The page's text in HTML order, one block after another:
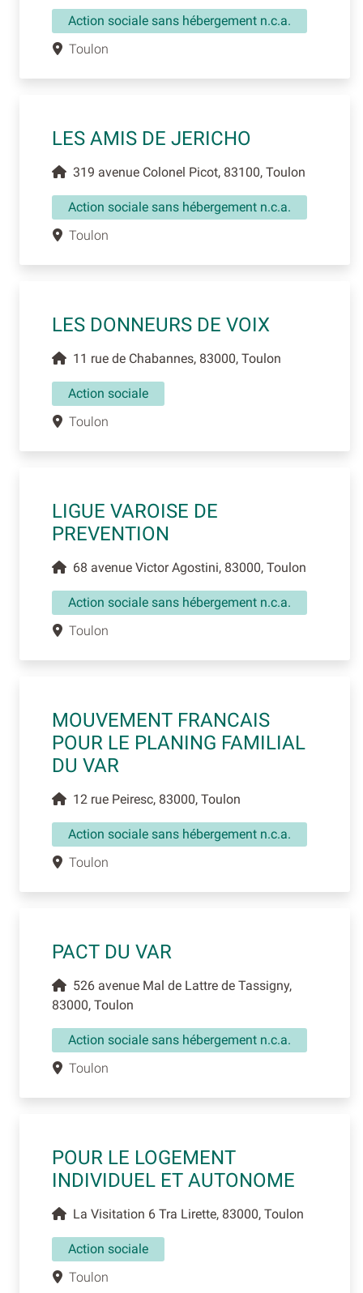
Action sociale sans hébergement n.c.a.
Toulon
LES AMIS DE JERICHO
319 avenue Colonel Picot, 83100, Toulon
Action sociale sans hébergement n.c.a.
Toulon
LES DONNEURS DE VOIX
11 rue de Chabannes, 83000, Toulon
Action sociale
Toulon
LIGUE VAROISE DE
PREVENTION
68 avenue Victor Agostini, 83000, Toulon
Action sociale sans hébergement n.c.a.
Toulon
MOUVEMENT FRANCAIS
POUR LE PLANING FAMILIAL
DU VAR
12 rue Peiresc, 83000, Toulon
Action sociale sans hébergement n.c.a.
Toulon
PACT DU VAR
526 avenue Mal de Lattre de Tassigny,
83000, Toulon
Action sociale sans hébergement n.c.a.
Toulon
POUR LE LOGEMENT
INDIVIDUEL ET AUTONOME
La Visitation 6 Tra Lirette, 83000, Toulon
Action sociale
Toulon